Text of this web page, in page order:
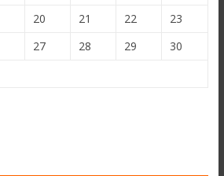
20 21 22
23
27 28 29
30